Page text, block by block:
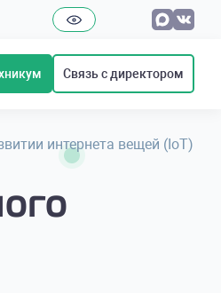
Связь с директором
интернета вещей (IoT)